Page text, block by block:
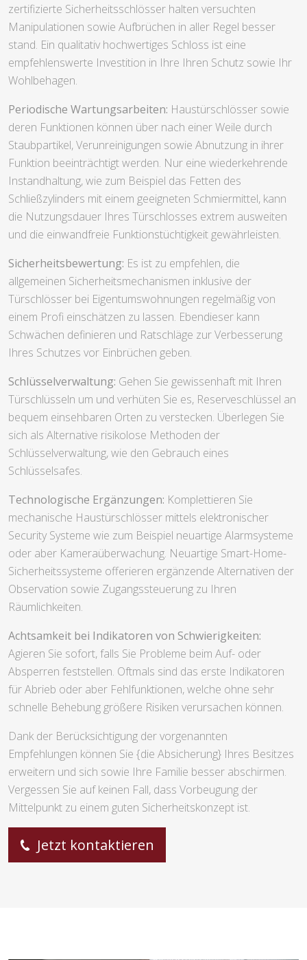
zertifizierte Sicherheitsschlösser halten versuchten
Manipulationen sowie Aufbrüchen in aller Regel besser
stand. Ein qualitativ hochwertiges Schloss ist eine
empfehlenswerte Investition in Ihre Ihren Schutz sowie Ihr
Wohlbehagen.
Periodische Wartungsarbeiten: Haustürschlösser sowie
deren Funktionen können über nach einer Weile durch
Staubpartikel, Verunreinigungen sowie Abnutzung in ihrer
Funktion beeinträchtigt werden. Nur eine wiederkehrende
Instandhaltung, wie zum Beispiel das Fetten des
Schließzylinders mit einem geeigneten Schmiermittel, kann
die Nutzungsdauer Ihres Türschlosses extrem ausweiten
und die einwandfreie Funktionstüchtigkeit gewährleisten.
Sicherheitsbewertung: Es ist zu empfehlen, die
allgemeinen Sicherheitsmechanismen inklusive der
Türschlösser bei Eigentumswohnungen regelmäßig von
einem Profi einschätzen zu lassen. Ebendieser kann
Schwächen definieren und Ratschläge zur Verbesserung
Ihres Schutzes vor Einbrüchen geben.
Schlüsselverwaltung: Gehen Sie gewissenhaft mit Ihren
Türschlüsseln um und verhüten Sie es, Reserveschlüssel an
bequem einsehbaren Orten zu verstecken. Überlegen Sie
sich als Alternative risikolose Methoden der
Schlüsselverwaltung, wie den Gebrauch eines
Schlüsselsafes.
Technologische Ergänzungen: Komplettieren Sie
mechanische Haustürschlösser mittels elektronischer
Security Systeme wie zum Beispiel neuartige Alarmsysteme
oder aber Kameraüberwachung. Neuartige Smart-Home-
Sicherheitssysteme offerieren ergänzende Alternativen der
Observation sowie Zugangssteuerung zu Ihren
Räumlichkeiten.
Achtsamkeit bei Indikatoren von Schwierigkeiten:
Agieren Sie sofort, falls Sie Probleme beim Auf- oder
Absperren feststellen. Oftmals sind das erste Indikatoren
für Abrieb oder aber Fehlfunktionen, welche ohne sehr
schnelle Behebung größere Risiken verursachen können.
Dank der Berücksichtigung der vorgenannten
Empfehlungen können Sie {die Absicherung} Ihres Besitzes
erweitern und sich sowie Ihre Familie besser abschirmen.
Vergessen Sie auf keinen Fall, dass Vorbeugung der
Mittelpunkt zu einem guten Sicherheitskonzept ist.
Jetzt kontaktieren